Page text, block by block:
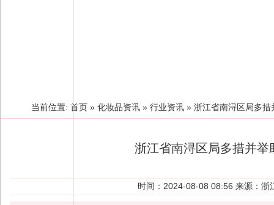
当前位置: 首页 » 化妆品资讯 » 行业资讯 » 浙江省南浔区局多
浙江省南浔区局多措并
时间：2024-08-08 08:56 来源：浙